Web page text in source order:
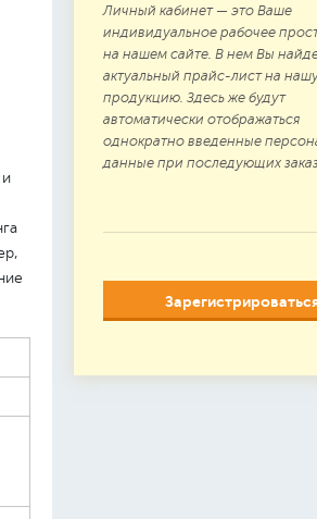
Личный кабинет — это Ваше
индивидуальное рабочее
на нашем сайте. В нем Вы
актуальный прайс-лист на
продукцию. Здесь же будут
автоматически отображаться
однократно введенные
данные при последующих